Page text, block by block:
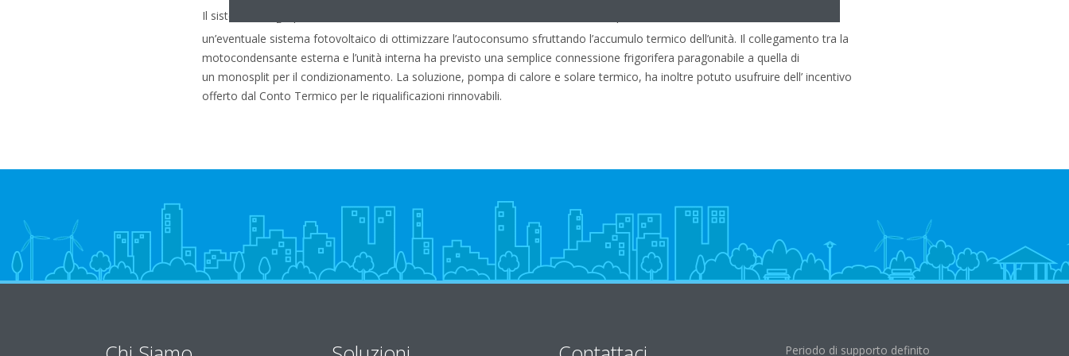
Il sistema ECH
un’eventuale sistema fotovoltaico di ottimizzare l’autoconsumo sfruttando l’accumulo termico dell’unità. Il collegamento tra la
motocondensante esterna e l’unità interna ha previsto una semplice connessione frigorifera paragonabile a quella di
un monosplit per il condizionamento. La soluzione, pompa di calore e solare termico, ha inoltre potuto usufruire dell’ incentivo
offerto dal Conto Termico per le riqualificazioni rinnovabili.
Periodo di supporto definito